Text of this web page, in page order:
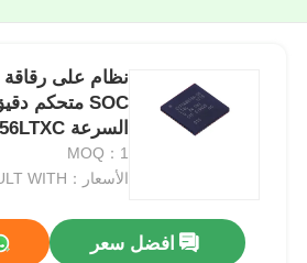
السرعة CY7C68013A-56LTXC
MOQ：1
الأسعار：CONSULT WITH
افضل سعر